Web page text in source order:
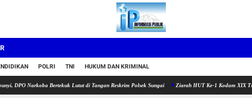
POLRI TNI HUKUM DAN KRIMINAL
Bertekuk Lutut di Tangan Reskrim Polsek Sungai Ziarah HUT Ke-1 Kodam XIX Tuanku